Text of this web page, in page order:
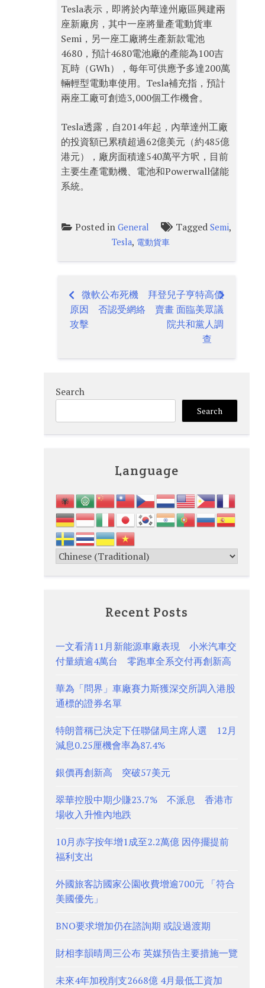
Tesla表示，即將於內華達州廠區興建兩
座新廠房，其中一座將量產電動貨車
Semi，另一座工廠將生產新款電池
4680，預計4680電池廠的產能為100吉
瓦時（GWh），每年可供應予多達200萬
輛輕型電動車使用。Tesla補充指，預計
兩座工廠可創造3,000個工作機會。
Tesla透露，自2014年起，內華達州工廠
的投資額已累積超過62億美元（約485億
港元），廠房面積達540萬平方呎，目前
主要生產電動機、電池和Powerwall儲能
系統。
Posted inGeneral TaggedSemi,
Tesla, 電動貨車
Post
navigation
微軟公布死機
原因 否認受網絡
攻擊
拜登兒子亨特高價
賣畫 面臨美眾議
院共和黨人調
查
Search
Search
Language
Recent Posts
一文看清11月新能源車廠表現 小米汽車交
付量續逾4萬台 零跑車全系交付再創新高
華為「問界」車廠賽力斯獲深交所調入港股
通標的證券名單
特朗普稱已決定下任聯儲局主席人選 12月
減息0.25厘機會率為87.4%
銀價再創新高 突破57美元
翠華控股中期少賺23.7% 不派息 香港市
場收入升惟內地跌
10月赤字按年增1成至2.2萬億 因停擺提前
福利支出
外國旅客訪國家公園收費增逾700元 「符合
美國優先」
BNO要求增加仍在諮詢期 或設過渡期
財相李韻晴周三公布 英媒預告主要措施一覽
未來4年加稅削支2668億 4月最低工資加